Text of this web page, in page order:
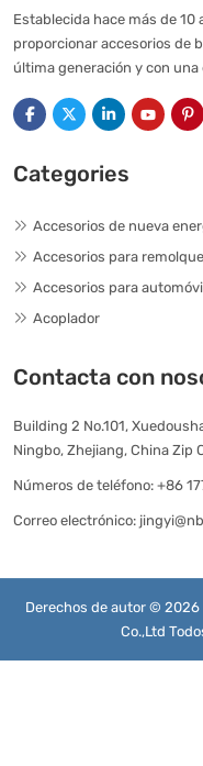
Establecida hace más de
proporcionar accesorios de
última generación y con
Categories
Accesorios de nueva
Accesorios para
Accesorios para
Acoplador
Contacta con
Building 2 No.101,
Ningbo, Zhejiang, China Zip
Números de teléfono: +86
Correo electrónico:
Derechos de autor ©
Co.,Ltd